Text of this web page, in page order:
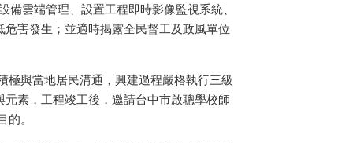
雲端管理、設置工程即時影像監視系統、
害發生；並適時揭露全民督工及政風單位
極與當地居民溝通，興建過程嚴格執行三級
素，工程竣工後，邀請台中市啟聰學校師
。